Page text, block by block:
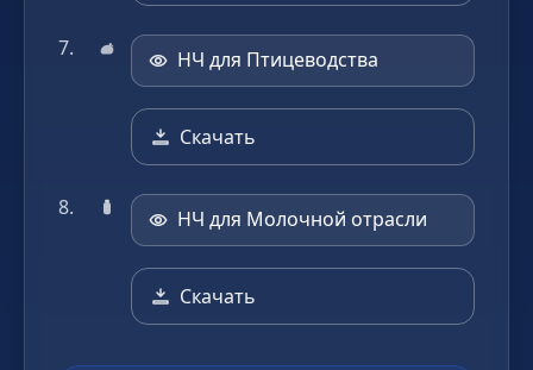
НЧ для Птицеводства
Скачать
НЧ для Молочной отрасли
Скачать